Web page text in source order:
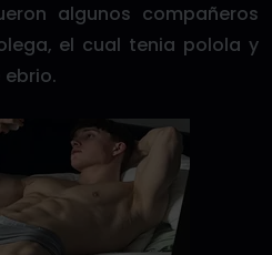
algunos compañeros
el cual tenia polola y